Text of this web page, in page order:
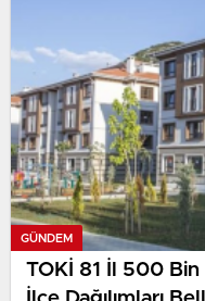
GÜNDEM
TOKİ 81 İl 500